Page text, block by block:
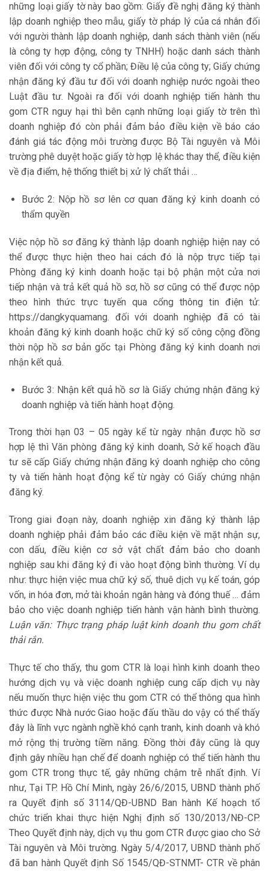
những loại giấy tờ này bao gồm: Giấy đề nghị đăng ký thành
lập doanh nghiệp theo mẫu, giấy tờ pháp lý của cá nhân đối
với người thành lập doanh nghiệp, danh sách thành viên (nếu
là công ty hợp động, công ty TNHH) hoặc danh sách thành
viên đối với công ty cổ phần; Điều lệ của công ty; Giấy chứng
nhận đăng ký đầu tư đối với doanh nghiệp nước ngoài theo
Luật đầu tư. Ngoài ra đối với doanh nghiệp tiến hành thu
gom CTR nguy hại thì bên cạnh những loại giấy tờ trên thì
doanh nghiệp đó còn phải đảm bảo điều kiện về báo cáo
đánh giá tác động môi trường được Bộ Tài nguyên và Môi
trường phê duyệt hoặc giấy tờ hợp lệ khác thay thể, điều kiện
về địa điểm, hệ thống thiết bị xử lý chất thải …
Bước 2: Nộp hồ sơ lên cơ quan đăng ký kinh doanh có
thẩm quyền
Việc nộp hồ sơ đăng ký thành lập doanh nghiệp hiện nay có
thể được thực hiện theo hai cách đó là nộp trực tiếp tại
Phòng đăng ký kinh doanh hoặc tại bộ phận một cửa nơi
tiếp nhận và trả kết quả hồ sơ, hồ sơ cũng có thể được nộp
theo hình thức trực tuyến qua cổng thông tin điện tử:
https://dangkyquamang. đối với doanh nghiệp đã có tài
khoản đăng ký kinh doanh hoặc chữ ký số công cộng đồng
thời nộp hồ sơ bản gốc tại Phòng đăng ký kinh doanh nơi
nhận kết quả.
Bước 3: Nhận kết quả hồ sơ là Giấy chứng nhận đăng ký
doanh nghiệp và tiến hành hoạt động.
Trong thời hạn 03 – 05 ngày kể từ ngày nhận được hồ sơ
hợp lệ thì Văn phòng đăng ký kinh doanh, Sở kế hoạch đầu
tư sẽ cấp Giấy chứng nhận đăng ký doanh nghiệp cho công
ty và tiến hành hoạt động kể từ ngày có Giấy chứng nhận
đăng ký.
Trong giai đoạn này, doanh nghiệp xin đăng ký thành lập
doanh nghiệp phải đảm bảo các điều kiện về mặt nhận sự,
con dấu, điều kiện cơ sở vật chất đảm bảo cho doanh
nghiệp sau khi đăng ký đi vào hoạt động bình thường. Ví dụ
như: thực hiện việc mua chữ ký số, thuê dịch vụ kế toán, góp
vốn, in hóa đơn, mở tài khoản ngân hàng và đóng thuế … đảm
bảo cho việc doanh nghiệp tiến hành vận hành bình thường.
Luận văn: Thực trạng pháp luật kinh doanh thu gom chất
thải rắn.
Thực tế cho thấy, thu gom CTR là loại hình kinh doanh theo
hướng dịch vụ và việc doanh nghiệp cung cấp dịch vụ này
nếu muốn thực hiện việc thu gom CTR có thể thông qua hình
thức được Nhà nước Giao hoặc đấu thầu do vậy có thể thấy
đây là lĩnh vực ngành nghề khó cạnh tranh, kinh doanh và khó
mở rộng thị trường tiềm năng. Đồng thời đây cũng là quy
định gây nhiều hạn chế để doanh nghiệp có thể tiến hành thu
gom CTR trong thực tế, gây những chậm trễ nhất định. Ví
như, Tại TP. Hồ Chí Minh, ngày 26/6/2015, UBND thành phố
ra Quyết định số 3114/QĐ-UBND Ban hành Kế hoạch tổ
chức triển khai thực hiện Nghị định số 130/2013/NĐ-CP.
Theo Quyết định này, dịch vụ thu gom CTR được giao cho Sở
Tài nguyên và Môi trường. Ngày 5/4/2017, UBND thành phố
đã ban hành Quyết định Số 1545/QĐ-STNMT- CTR về phân